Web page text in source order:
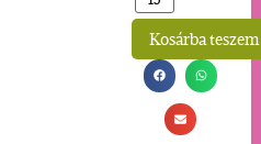
Kosárba teszem
Alternative: